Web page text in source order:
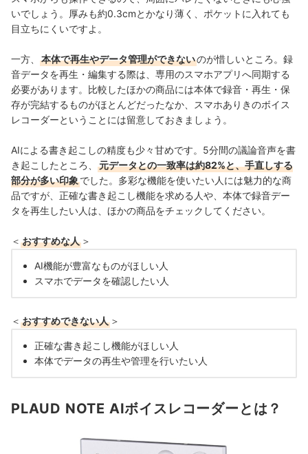
いでしょう。厚みも約0.3cmとかなり薄く、ポケットに入れても
目立ちにくいですよ。
一方、 本体で再生やデータ管理ができないのが惜しいところ。録
音データを再生・編集する際は、専用のスマホアプリへ同期する
必要があります。比較したほかの商品には本体で録音・再生・保
存が完結するものがほとんどだったなか、スマホありきのボイス
レコーダーということには留意しておきましょう。
AIによる書き起こしの精度も少々甘めです。5分間の議論音声を書
き起こしたところ、
元データとの一致率は約82%と、手直しする
部分が多い印象でした。多彩な機能を使いたい人には魅力的な商
品ですが、正確な書き起こし機能を求める人や、本体で録音デー
タを再生したい人は、ほかの商品をチェックしてください。
＜ おすすめな人 ＞
AI機能が豊富なものがほしい人
スマホでデータを確認したい人
＜ おすすめできない人 ＞
正確な書き起こし機能がほしい人
本体でデータの再生や管理を行いたい人
PLAUD NOTE AIボイスレコーダーとは？